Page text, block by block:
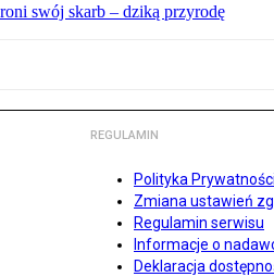
swój skarb – dziką przyrodę
REGULAMIN
Polityka Prywatności
Zmiana ustawień
Regulamin serwisu
Informacje o
Deklaracja